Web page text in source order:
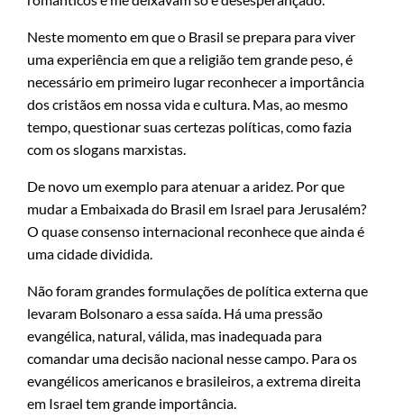
Neste momento em que o Brasil se prepara para viver
uma experiência em que a religião tem grande peso, é
necessário em primeiro lugar reconhecer a importância
dos cristãos em nossa vida e cultura. Mas, ao mesmo
tempo, questionar suas certezas políticas, como fazia
com os slogans marxistas.
De novo um exemplo para atenuar a aridez. Por que
mudar a Embaixada do Brasil em Israel para Jerusalém?
O quase consenso internacional reconhece que ainda é
uma cidade dividida.
Não foram grandes formulações de política externa que
levaram Bolsonaro a essa saída. Há uma pressão
evangélica, natural, válida, mas inadequada para
comandar uma decisão nacional nesse campo. Para os
evangélicos americanos e brasileiros, a extrema direita
em Israel tem grande importância.